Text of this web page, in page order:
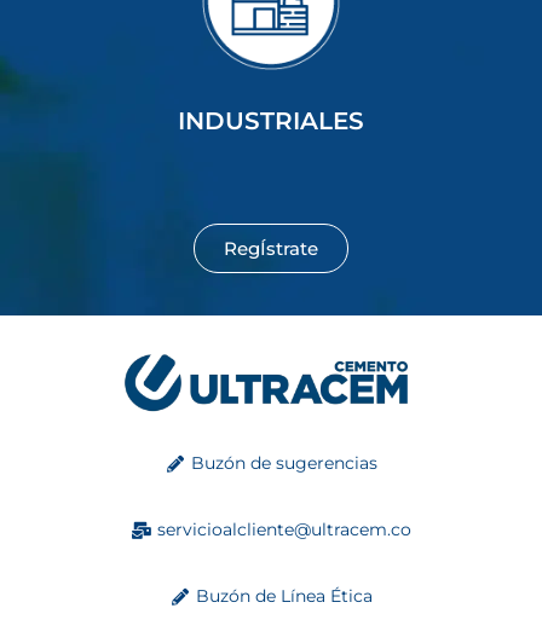
INDUSTRIALES
RegÍstrate
Buzón de sugerencias
servicioalcliente@ultracem.co
Buzón de Línea Ética